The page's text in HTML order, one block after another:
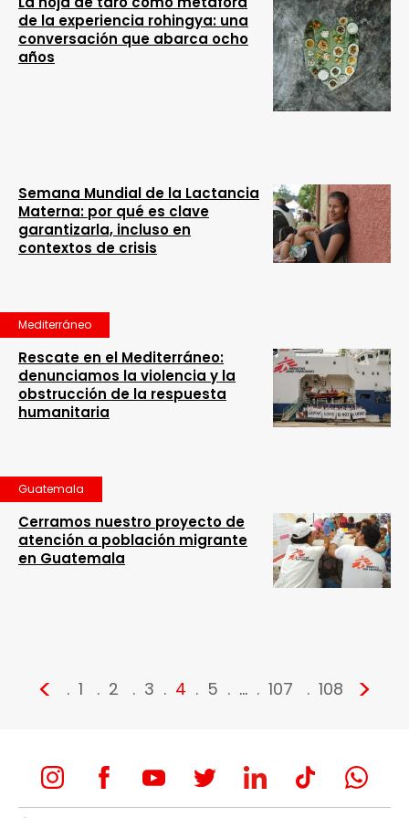
de la experiencia rohingya: una
conversación que abarca ocho
años
Semana Mundial de la Lactancia
Materna: por qué es clave
garantizarla, incluso en
contextos de crisis
Mediterráneo
Rescate en el Mediterráneo:
denunciamos la violencia y la
obstrucción de la respuesta
humanitaria
Guatemala
Cerramos nuestro proyecto de
atención a población migrante
en Guatemala
< 1 2 3 4 5 … 107 108 >